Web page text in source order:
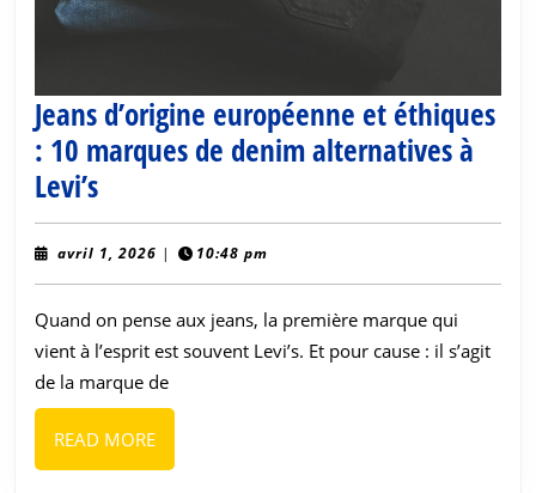
Jeans d’origine européenne et éthiques
: 10 marques de denim alternatives à
Levi’sJeans
d’origine
européenne
et
éthiques
:
10
marques
de
avril 1, 2026 avril
| 10:48 pm
Quand on pense aux jeans, la première marque qui
vient à l’esprit est souvent Levi’s. Et pour cause : il s’agit
de la marque de
READ MOREREAD
MORE